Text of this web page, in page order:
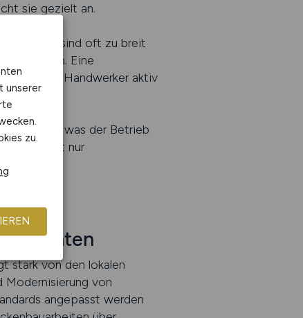
sie gezielt an.
sind oft zu breit
passen. Eine
wo Handwerker aktiv
klar, was der Betrieb
nicht nur
beachten
stark von den lokalen
Modernisierung von
angepasst werden
unserer
zu.